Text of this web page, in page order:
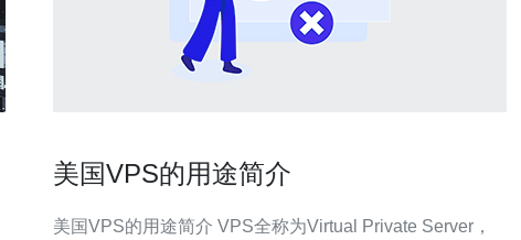
美国VPS的用途简介
美国VPS的用途简介 VPS全称为Virtual Private Server，